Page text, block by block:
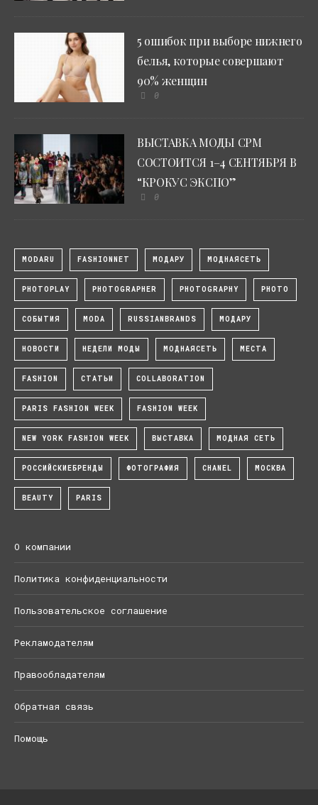
5 ошибок при выборе нижнего
белья, которые совершают
90% женщин
0
ВЫСТАВКА МОДЫ CPM
СОСТОИТСЯ 1–4 СЕНТЯБРЯ В
“КРОКУС ЭКСПО”
0
MODARU FASHIONNET МОДАРУ МОДНАЯСЕТЬ
PHOTOPLAY PHOTOGRAPHER PHOTOGRAPHY PHOTO
СОБЫТИЯ MODA RUSSIANBRANDS МОДАРУ
НОВОСТИ НЕДЕЛИ МОДЫ МОДНАЯСЕТЬ МЕСТА
FASHION СТАТЬИ COLLABORATION
PARIS FASHION WEEK FASHION WEEK
NEW YORK FASHION WEEK ВЫСТАВКА МОДНАЯ СЕТЬ
РОССИЙСКИЕБРЕНДЫ ФОТОГРАФИЯ CHANEL МОСКВА
BEAUTY PARIS
О компании
Политика конфиденциальности
Пользовательское соглашение
Рекламодателям
Правообладателям
Обратная связь
Помощь